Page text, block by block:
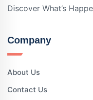
Discover What’s
Company
About Us
Contact Us